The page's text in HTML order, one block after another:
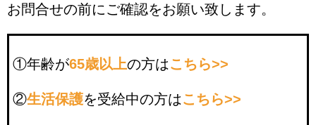
お問合せの前にご確認をお願い致します。
①年齢が65歳以上の方はこちら>>
②生活保護を受給中の方はこちら>>